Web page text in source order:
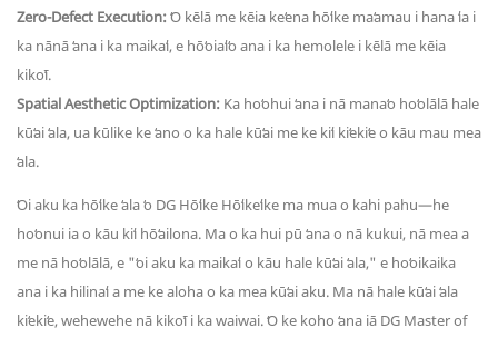
Zero-Defect Execution:ʻO kēlā me kēia keʻena hōʻike maʻamau i hana ʻia i
ka nānā ʻana i ka maikaʻi, e hōʻoiaʻiʻo ana i ka hemolele i kēlā me kēia
kikoʻī.
Spatial Aesthetic Optimization: Ka hoʻohui ʻana i nā manaʻo hoʻolālā hale
kūʻai ʻala, ua kūlike ke ʻano o ka hale kūʻai me ke kiʻi kiʻekiʻe o kāu mau mea
ʻala.
ʻOi aku ka hōʻike ʻala ʻo DG Hōʻike Hōʻikeʻike ma mua o kahi pahu—he
hoʻonui ia o kāu kiʻi hōʻailona. Ma o ka hui pū ʻana o nā kukui, nā mea a
me nā hoʻolālā, e "ʻoi aku ka maikaʻi o kāu hale kūʻai ʻala," e hoʻoikaika
ana i ka hilinaʻi a me ke aloha o ka mea kūʻai aku. Ma nā hale kūʻai ʻala
kiʻekiʻe, wehewehe nā kikoʻī i ka waiwai. ʻO ke koho ʻana iā DG Master of